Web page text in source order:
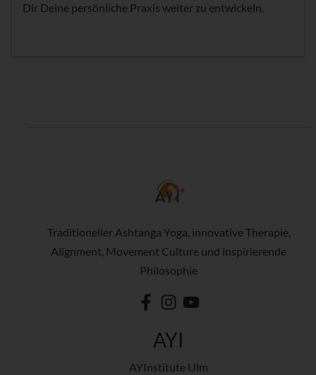
Dir Deine persönliche Praxis weiter zu entwickeln.
Traditioneller Ashtanga Yoga, innovative Therapie,
Alignment, Movement Culture und inspirierende
Philosophie
AYI
AYInstitute Ulm